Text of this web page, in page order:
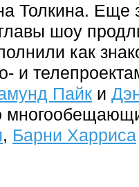
Толкина. Еще
шоу
как
и
Пайк и
, Барни Харриса